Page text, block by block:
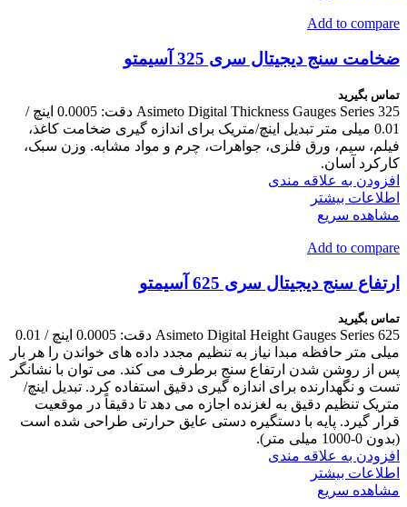
Add to compare
ضخامت سنج دیجیتال سری 325 آسیمتو
تماس بگیرید
Asimeto Digital Thickness Gauges Series 325 دقت: 0.0005 اینچ /
0.01 میلی متر تبدیل اینچ/متریک برای اندازه گیری ضخامت کاغذ،
فیلم، سیم، ورق فلزی، جواهرات، چرم و مواد مشابه. وزن سبک،
کارکرد آسان.
افزودن به علاقه مندی
اطلاعات بیشتر
مشاهده سریع
Add to compare
ارتفاع سنج دیجیتال سری 625 آسیمتو
تماس بگیرید
Asimeto Digital Height Gauges Series 625 دقت: 0.0005 اینچ / 0.01
میلی متر حافظه مبدا نیاز به تنظیم مجدد داده های خواندن را هر بار
پس از روشن شدن ارتفاع سنج برطرف می کند. می توان با نشانگر
تست و نگهدارنده برای اندازه گیری دقیق استفاده کرد. تبدیل اینچ/
متریک تنظیم دقیق به لغزنده اجازه می دهد تا دقیقاً در موقعیت
قرار گیرد. پایه با دستگیره دستی عایق حرارتی طراحی شده است
(بدون 0-1000 میلی متر).
افزودن به علاقه مندی
اطلاعات بیشتر
مشاهده سریع